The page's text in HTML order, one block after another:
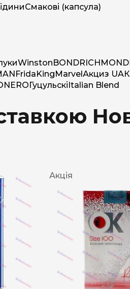
Смакові (капсула)
WinstonBONDRICHMOND
FridaKingMarvelАкциз UA
NEROГуцульскіItalian Blend
Акція